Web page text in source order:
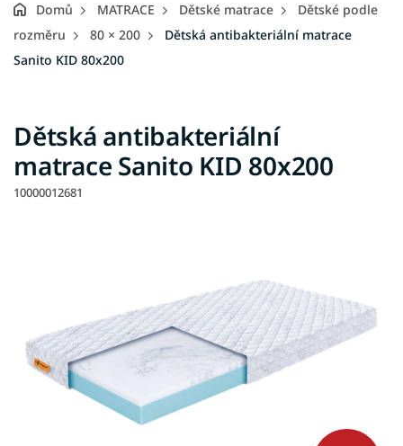
Domů MATRACE Dětské matrace
Dětské podle
rozměru
80 × 200
Dětská antibakteriální matrace
Sanito KID 80x200
Dětská antibakteriální
matrace Sanito KID 80x200
10000012681